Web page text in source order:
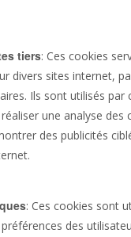
tiers: Ces cookies
divers sites internet,
Ils sont utilisés par
une analyse des
des publicités
: Ces cookies sont
des